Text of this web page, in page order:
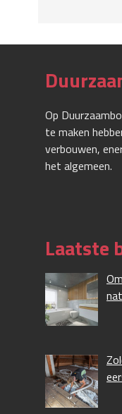
Op
te maken
verbouwen,
het algemeen.
Laatste